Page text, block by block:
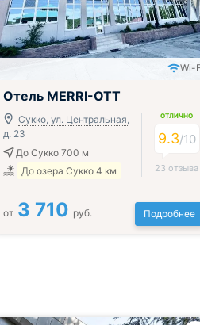
Включён завтрак, обед и ужин
Wi-
Отель MERRI-OTT
Сукко, ул. Центральная,
д. 23
До Сукко 700 м
До озера Сукко 4 км
ОТЛИЧНО
9.3/10
23 отзыва
от 3 710 руб. Подробнее